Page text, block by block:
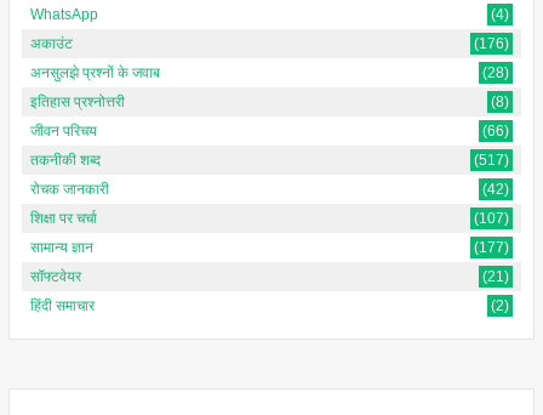
WhatsApp
(4)
अकाउंट
(176)
अनसुलझे प्रश्नों के जवाब
(28)
इतिहास प्रश्नोत्तरी
(8)
जीवन परिचय
(66)
तकनीकी शब्द
(517)
रोचक जानकारी
(42)
शिक्षा पर चर्चा
(107)
सामान्य ज्ञान
(177)
सॉफ्टवेयर
(21)
हिंदी समाचार
(2)